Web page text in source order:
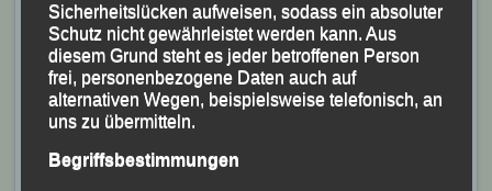
Sicherheitslücken aufweisen, sodass ein absoluter
Schutz nicht gewährleistet werden kann. Aus
diesem Grund steht es jeder betroffenen Person
frei, personenbezogene Daten auch auf
alternativen Wegen, beispielsweise telefonisch, an
uns zu übermitteln.
Begriffsbestimmungen